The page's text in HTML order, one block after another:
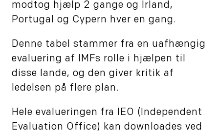
modtog hjælp 2 gange og Irland,
Portugal og Cypern hver en gang.
Denne tabel stammer fra en uafhængig
evaluering af IMFs rolle i hjælpen til
disse lande, og den giver kritik af
ledelsen på flere plan.
Hele evalueringen fra IEO (Independent
Evaluation Office) kan downloades ved